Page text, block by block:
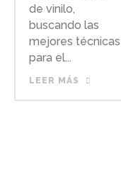
de vinilo,
buscando las
mejores técnicas
para el...
LEER MÁS